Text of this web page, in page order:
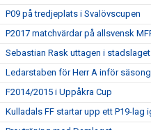
P09 på tredjeplats i Svalövscupen
P2017 matchvärdar på allsvensk
Sebastian Rask uttagen i stadslaget
Ledarstaben för Herr A inför
F2014/2015 i Uppåkra Cup
Kulladals FF startar upp ett P19-lag